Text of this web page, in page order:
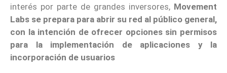
interés por parte de grandes inversores, Movement
Labs se prepara para abrir su red al público general,
con la intención de ofrecer opciones sin permisos
para la implementación de aplicaciones y la
incorporación de usuarios